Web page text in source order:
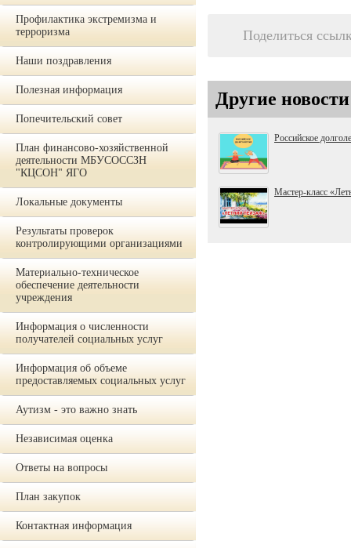
Профилактика экстремизма и
терроризма
Наши поздравления
Полезная информация
Попечительский совет
План финансово-хозяйственной
деятельности МБУСОССЗН
"КЦСОН" ЯГО
Локальные документы
Результаты проверок
контролирующими организациями
Материально-техническое
обеспечение деятельности
учреждения
Информация о численности
получателей социальных услуг
Информация об объеме
предоставляемых социальных услуг
Аутизм - это важно знать
Независимая оценка
Ответы на вопросы
План закупок
Контактная информация
Поделиться
Другие
Российское
Мастер-класс